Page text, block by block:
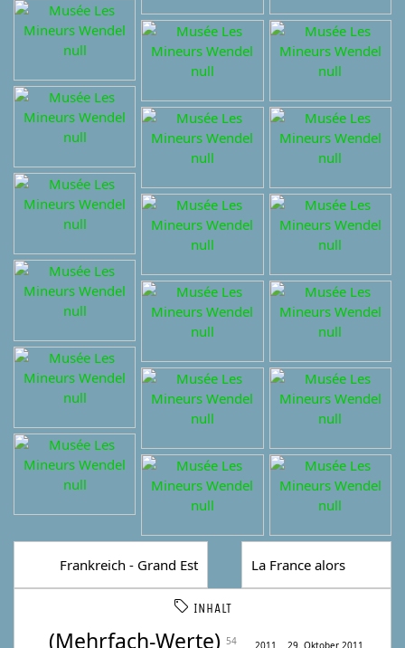
Frankreich - Grand Est La France alors
INHALT
(Mehrfach-Werte) 54 2011 29. Oktober 2011